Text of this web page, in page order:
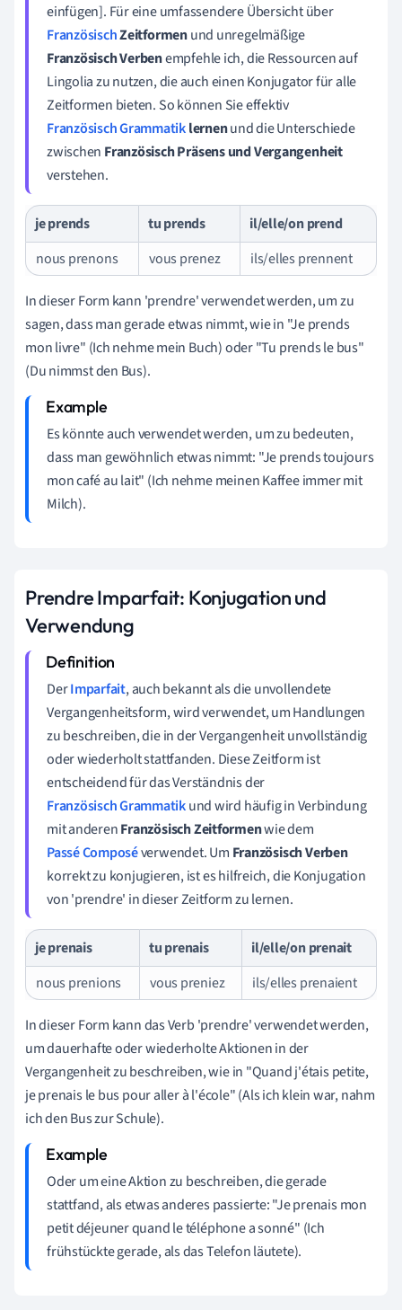
einfügen]. Für eine umfassendere Übersicht über
FranzösischZeitformenund unregelmäßige
Französisch Verbenempfehle ich, die Ressourcen auf
Lingolia zu nutzen, die auch einen Konjugator für alle
Zeitformen bieten. So können Sie effektiv
Französisch Grammatiklernenund die Unterschiede
zwischen Französisch Präsens und Vergangenheit
verstehen.
je prends tu prends
il/elle/on prend
nous prenons
vous prenez ils/elles prennent
In dieser Form kann 'prendre' verwendet werden, um zu
sagen, dass man gerade etwas nimmt, wie in "Je prends
mon livre" (Ich nehme mein Buch) oder "Tu prends le bus"
(Du nimmst den Bus).
Es könnte auch verwendet werden, um zu bedeuten,
dass man gewöhnlich etwas nimmt: "Je prends toujours
mon café au lait" (Ich nehme meinen Kaffee immer mit
Milch).
Prendre Imparfait: Konjugation und
Verwendung
DerImparfait, auch bekannt als die unvollendete
Vergangenheitsform, wird verwendet, um Handlungen
zu beschreiben, die in der Vergangenheit unvollständig
oder wiederholt stattfanden. Diese Zeitform ist
entscheidend für das Verständnis der
Französisch Grammatikund wird häufig in Verbindung
mit anderenFranzösisch Zeitformenwie dem
Passé Composéverwendet. Um Französisch Verben
korrekt zu konjugieren, ist es hilfreich, die Konjugation
von 'prendre' in dieser Zeitform zu lernen.
je prenais tu prenais
il/elle/on prenait
nous prenions
vous preniez ils/elles prenaient
In dieser Form kann das Verb 'prendre' verwendet werden,
um dauerhafte oder wiederholte Aktionen in der
Vergangenheit zu beschreiben, wie in "Quand j'étais petite,
je prenais le bus pour aller à l'école" (Als ich klein war, nahm
ich den Bus zur Schule).
Oder um eine Aktion zu beschreiben, die gerade
stattfand, als etwas anderes passierte: "Je prenais mon
petit déjeuner quand le téléphone a sonné" (Ich
frühstückte gerade, als das Telefon läutete).